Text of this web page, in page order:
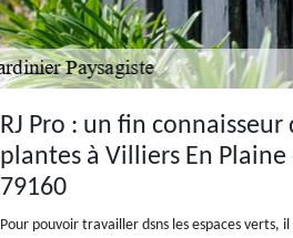
RJ Pro : un fin connaisseur
plantes à Villiers En Plaine
79160
Pour pouvoir travailler dsns les espaces verts,